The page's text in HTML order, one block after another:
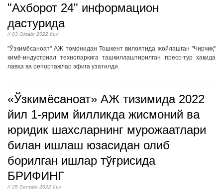
"Ахборот 24" информацион
дастурида
// 03 Oktabr 2022 йил
"Ўзкимёсаноат" АЖ томонидан Тошкент вилоятида жойлашган "Чирчиқ"
кимё-индустриал технопаркига ташкиллаштирилган пресс-тур ҳақида
лавҳа ва репортажлар эфига узатилди.
«Ўзкимёсаноат» АЖ тизимида 2022
йил 1-ярим йилликда жисмоний ва
юридик шахсларнинг мурожаатлари
билан ишлаш юзасидан олиб
борилган ишлар тўғрисида
БРИФИНГ
// 28 Sentabr 2022 йил